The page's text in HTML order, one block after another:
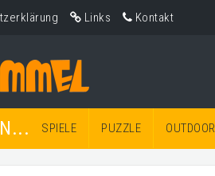
Links Kontakt
SPIELE PUZZLE OUTDOOR